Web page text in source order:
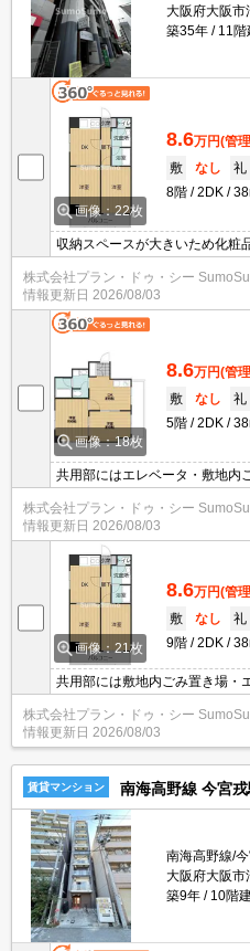
大阪府大阪市
築35年
11階
画像：22枚
8.6万円(管
敷
なし 礼
8階
2DK
収納スペースが大きいため化粧
スッキリ収納できる、洗面化粧
ク付き物件なので、安心して暮
地内ごみ置き場・エレベータ・
スが揃っているので便利です。
入居可能な物件です。
株式会社プラン・ドゥ・シー
情報更新日 2026/08/03
画像：18枚
8.6万円(管
敷
なし 礼
5階
2DK
共用部にはエレベータ・敷地内
も充実しています。収納はシュ
ので、衣類や履き物の整理がし
床が水で濡れたり鏡が曇ったり
なっております。引っ越しにも
ひお聞かせください。
株式会社プラン・ドゥ・シー
情報更新日 2026/08/03
画像：21枚
8.6万円(管
敷
なし 礼
9階
2DK
共用部には敷地内ごみ置き場・
っておりとても充実しています
守られているのでより安全に暮
ス・玄関収納などが備え付けら
に重宝します。住みやすい環境
件はマンションです。
株式会社プラン・ドゥ・シー
情報更新日 2026/08/03
賃貸マンション 南海高野線 今宮
南海高野線/
大阪府大阪市
築9年
10階